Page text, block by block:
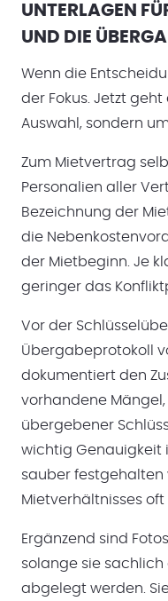
UNTERLAGEN
UND DIE
Wenn die
der Fokus. Jetzt
Auswahl, sondern
Zum Mietvertrag
Personalien aller
Bezeichnung der
die
der Mietbeginn. Je
geringer das
Vor der
Übergabeprotokoll
dokumentiert den
vorhandene Mängel,
übergebener
wichtig Genauigkeit
sauber festgehalten
Mietverhältnisses oft
Ergänzend sind
solange sie
abgelegt werden.